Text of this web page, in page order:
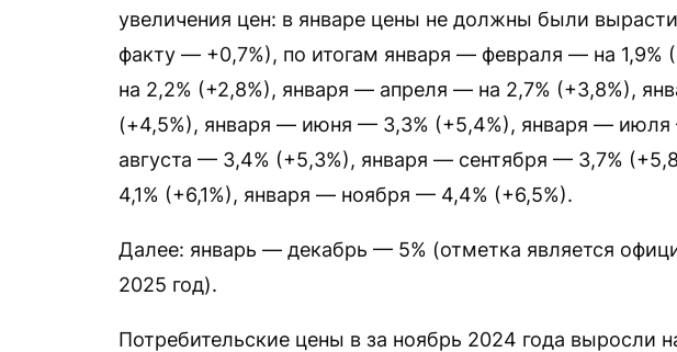
увеличения цен: в январе цены не должны были
факту — +0,7%), по итогам января — февраля — на
на 2,2% (+2,8%), января — апреля — на 2,7% (+3,8%),
(+4,5%), января — июня — 3,3% (+5,4%), января —
августа — 3,4% (+5,3%), января — сентября — 3,7%
4,1% (+6,1%), января — ноября — 4,4% (+6,5%).
Далее: январь — декабрь — 5% (отметка является
2025 год).
Потребительские цены в за ноябрь 2024 года выросли